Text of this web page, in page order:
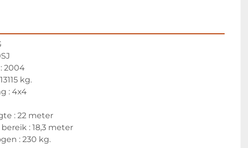
2004
kg.
: 4x4
: 22 meter
: 18,3 meter
: 230 kg.